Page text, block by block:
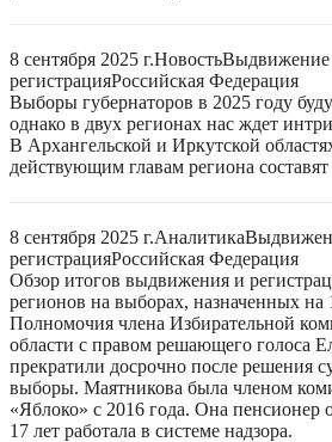
8 сентября 2025 г.НовостьВыдвижение
регистрацияРоссийская Федерация
Выборы губернаторов в 2025 году
однако в двух регионах нас ждет
В Архангельской и Иркутской
действующим главам региона
8 сентября 2025 г.Аналитика
регистрацияРоссийская Федерация
Обзор итогов выдвижения и
регионов на выборах, назначенных на
Полномочия члена Избирательной
области с правом решающего голоса
прекратили досрочно после решения
выборы. Маятникова была членом
«Яблоко» с 2016 года. Она пенсионер
17 лет работала в системе надзора.